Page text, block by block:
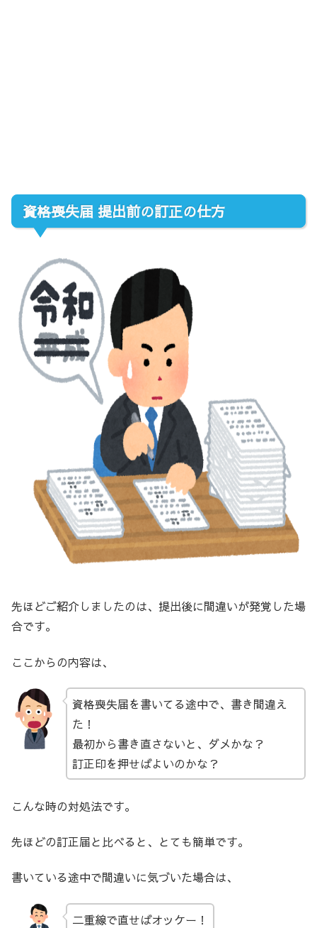
資格喪失届 提出前の訂正の仕方
先ほどご紹介しましたのは、提出後に間違いが発覚した場
合です。
ここからの内容は、
資格喪失届を書いてる途中で、書き間違え
た！
最初から書き直さないと、ダメかな？
訂正印を押せばよいのかな？
こんな時の対処法です。
先ほどの訂正届と比べると、とても簡単です。
書いている途中で間違いに気づいた場合は、
二重線で直せばオッケー！